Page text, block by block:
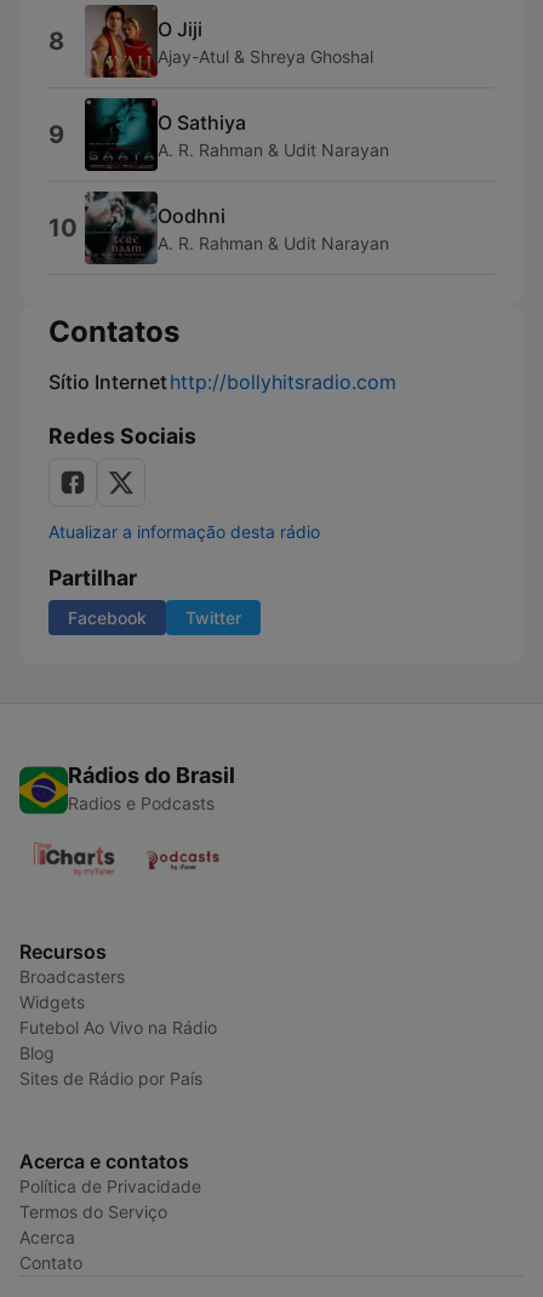
8 O Jiji
Ajay-Atul & Shreya Ghoshal
9 O Sathiya
A. R. Rahman & Udit Narayan
10 Oodhni
A. R. Rahman & Udit Narayan
Contatos
Sítio Internethttp://bollyhitsradio.com
Redes Sociais
Atualizar a informação desta rádio
Partilhar
Facebook Twitter
Rádios do Brasil
Radios e Podcasts
Recursos
Broadcasters
Widgets
Futebol Ao Vivo na Rádio
Blog
Sites de Rádio por País
Acerca e contatos
Política de Privacidade
Termos do Serviço
Acerca
Contato